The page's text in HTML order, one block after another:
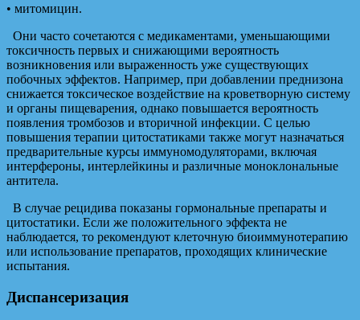
• митомицин.
Они часто сочетаются с медикаментами, уменьшающими
токсичность первых и снижающими вероятность
возникновения или выраженность уже существующих
побочных эффектов. Например, при добавлении преднизона
снижается токсическое воздействие на кроветворную систему
и органы пищеварения, однако повышается вероятность
появления тромбозов и вторичной инфекции. С целью
повышения терапии цитостатиками также могут назначаться
предварительные курсы иммуномодуляторами, включая
интерфероны, интерлейкины и различные моноклональные
антитела.
В случае рецидива показаны гормональные препараты и
цитостатики. Если же положительного эффекта не
наблюдается, то рекомендуют клеточную биоиммунотерапию
или использование препаратов, проходящих клинические
испытания.
Диспансеризация